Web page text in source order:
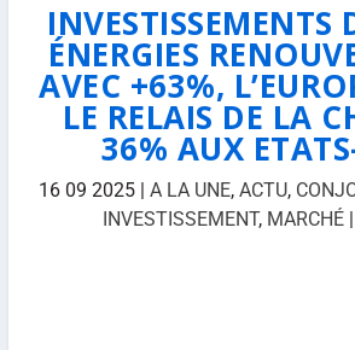
INVESTISSEMENTS
ÉNERGIES
AVEC +63%,
LE RELAIS DE LA
36% AUX
16 09 2025| A LA UNE, ACTU,
INVESTISSEMENT, MARCHÉ|